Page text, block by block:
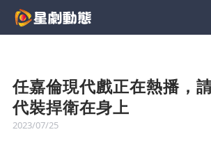
任嘉倫現代戲正在熱播，
代裝捍衛在身上
2023/07/25